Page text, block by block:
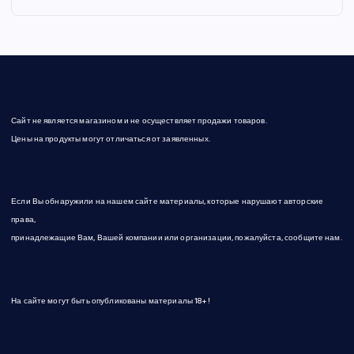
Сайт не является магазином и не осуществляет продажи товаров.
Цены на продукты могут отличаться от заявленных.
Если Вы обнаружили на нашем сайте материалы, которые нарушают авторские
права,
принадлежащие Вам, Вашей компании или организации, пожалуйста, сообщите нам.
На сайте могут быть опубликованы материалы 18+!